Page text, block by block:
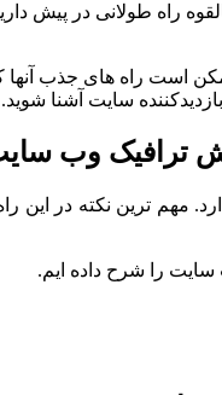
راه طولانی در پیش
راه های جذب آنها
سایت آشنا شوید.
ترافیک وب
مهم ترین نکته در این
سایت را شرح داده ایم.